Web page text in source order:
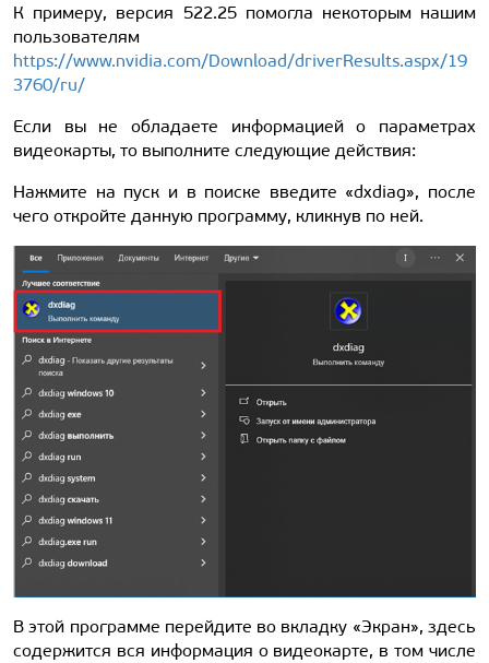
К примеру, версия 522.25 помогла некоторым нашим
пользователям
https://www.nvidia.com/Download/driverResults.aspx/19
3760/ru/
Если вы не обладаете информацией о параметрах
видеокарты, то выполните следующие действия:
Нажмите на пуск и в поиске введите «dxdiag», после
чего откройте данную программу, кликнув по ней.
В этой программе перейдите во вкладку «Экран», здесь
содержится вся информация о видеокарте, в том числе